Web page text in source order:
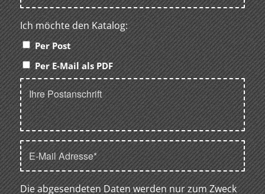
Ich möchte den Katalog:
Per Post
Per E-Mail als PDF
Die abgesendeten Daten werden nur zum Zweck